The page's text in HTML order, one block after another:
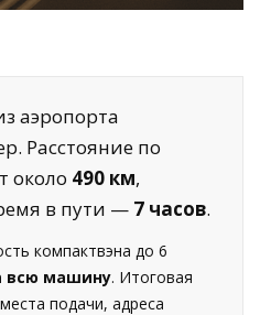
аэропорта
Расстояние по
около 490 км,
в пути — 7 часов.
компактвэна до 6
всю машину. Итоговая
подачи, адреса